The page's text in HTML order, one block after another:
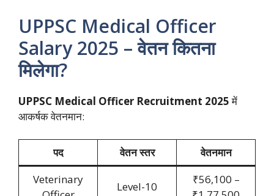
UPPSC Medical Officer
Salary 2025 – वेतन कितना
मिलेगा?
UPPSC Medical Officer Recruitment 2025में
आकर्षक वेतनमान:
पद वेतन स्तर
वेतनमान
Veterinary
Level-10
₹56,100 –